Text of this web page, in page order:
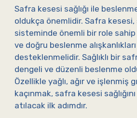
Safra kesesi sağlığı ile
oldukça önemlidir. Safra kesesi,
sisteminde önemli bir role sahip
ve doğru beslenme
desteklenmelidir. Sağlıklı bir
dengeli ve düzenli beslenme
Özellikle yağlı, ağır ve işlenmiş
kaçınmak, safra kesesi
atılacak ilk adımdır.